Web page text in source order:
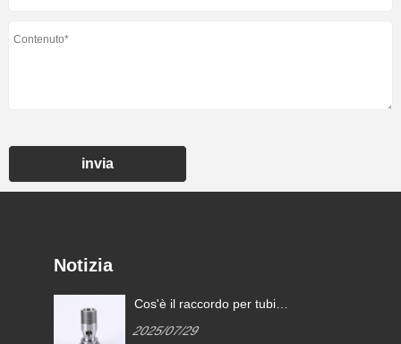
invia
Notizia
Cos'è il raccordo per tubi
2025/07/29